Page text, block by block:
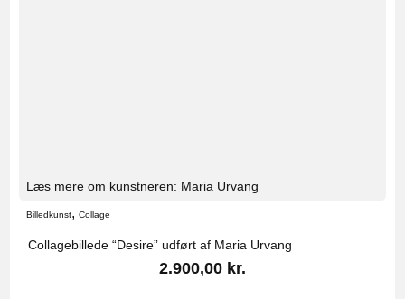
Læs mere om kunstneren: Maria Urvang
Billedkunst, Collage
Collagebillede “Desire” udført af Maria Urvang
2.900,00 kr.